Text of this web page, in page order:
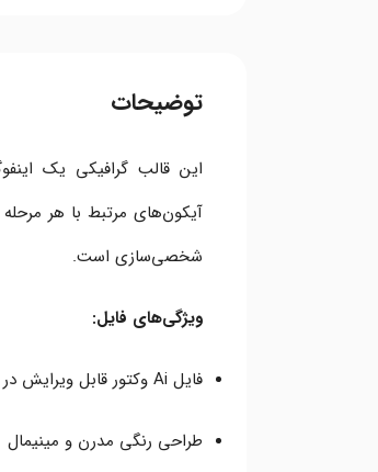
توضیحات
آیکون‌های مرتبط با هر
شخصی‌سازی است.
ویژگی‌های فایل:
فایل Ai وکتور قابل ویرایش در Adobe Illustrator
طراحی رنگی مدرن و مینیمال